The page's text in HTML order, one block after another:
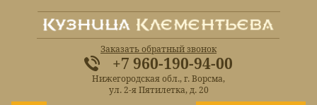
Заказать обратный звонок
+7 960-190-94-00
Нижегородская обл., г. Ворсма,
ул. 2-я Пятилетка, д. 20